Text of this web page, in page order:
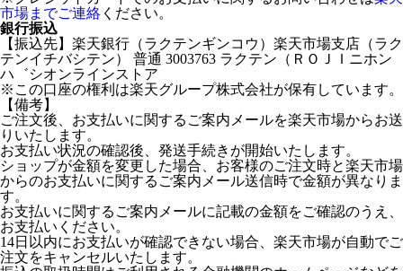
市場までご連絡 ください。
銀行振込
【振込先】楽天銀行（ラクテンギンコウ）楽天市場支店（ラク
テンイチバシテン） 普通 3003763 ラクテン（ＲＯＪＩニホン
ハ゛シオンラインストア
※この口座の権利は楽天グループ株式会社が保有しています。
【備考】
ご注文後、お支払いに関するご案内メールを楽天市場からお送
りいたします。
お支払い状況の確認後、発送手続きが開始いたします。
ショップが金額を変更した場合、お客様のご注文時と楽天市場
からのお支払いに関するご案内メール送信時で金額が異なりま
す。
お支払いに関するご案内メールに記載の金額をご確認のうえ、
お支払いください。
14日以内にお支払いが確認できない場合、楽天市場が自動でご
注文をキャンセルいたします。